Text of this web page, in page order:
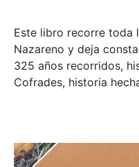
Este libro recorre toda
Nazareno y deja
325 años recorridos,
Cofrades, historia